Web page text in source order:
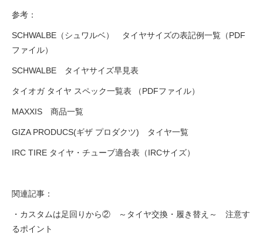
参考：
SCHWALBE（シュワルベ） タイヤサイズの表記例一覧 （PDF
ファイル）
SCHWALBE タイヤサイズ早見表
タイオガ タイヤ スペック一覧表 （PDFファイル）
MAXXIS 商品一覧
GIZA PRODUCS(ギザ プロダクツ) タイヤ一覧
IRC TIRE タイヤ・チューブ適合表（IRCサイズ）
関連記事：
・カスタムは足回りから② ～タイヤ交換・履き替え～ 注意す
るポイント